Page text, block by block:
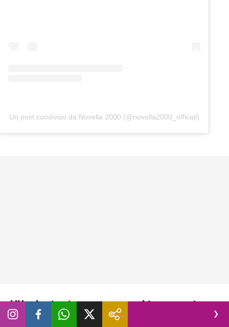
Un post condiviso da Novella 2000 (@novella2000_official)
L’Ungheria si prepara a cambiare marcia